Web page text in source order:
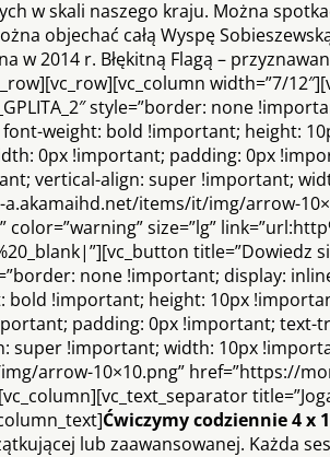
w skali naszego kraju. Można
objechać całą Wyspę
w 2014 r. Błękitną Flagą –
width=”7/
style=”border: none
weight: bold !important; height:
0px !important; padding: 0px
vertical-align: super !important;
items/it/img/arrow-
size=”lg”
title=”Dowiedz
none !important; display:
!important; height: 10px
padding: 0px !important;
super !important; width: 10px
arrow-10×10.png” href=”https://
Ćwiczymy codziennie 4 x
lub zaawansowanej. Każda